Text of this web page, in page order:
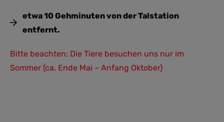
etwa 10 Gehminuten von der Talstation
entfernt.
Bitte beachten: Die Tiere besuchen uns nur im
Sommer (ca. Ende Mai – Anfang Oktober)